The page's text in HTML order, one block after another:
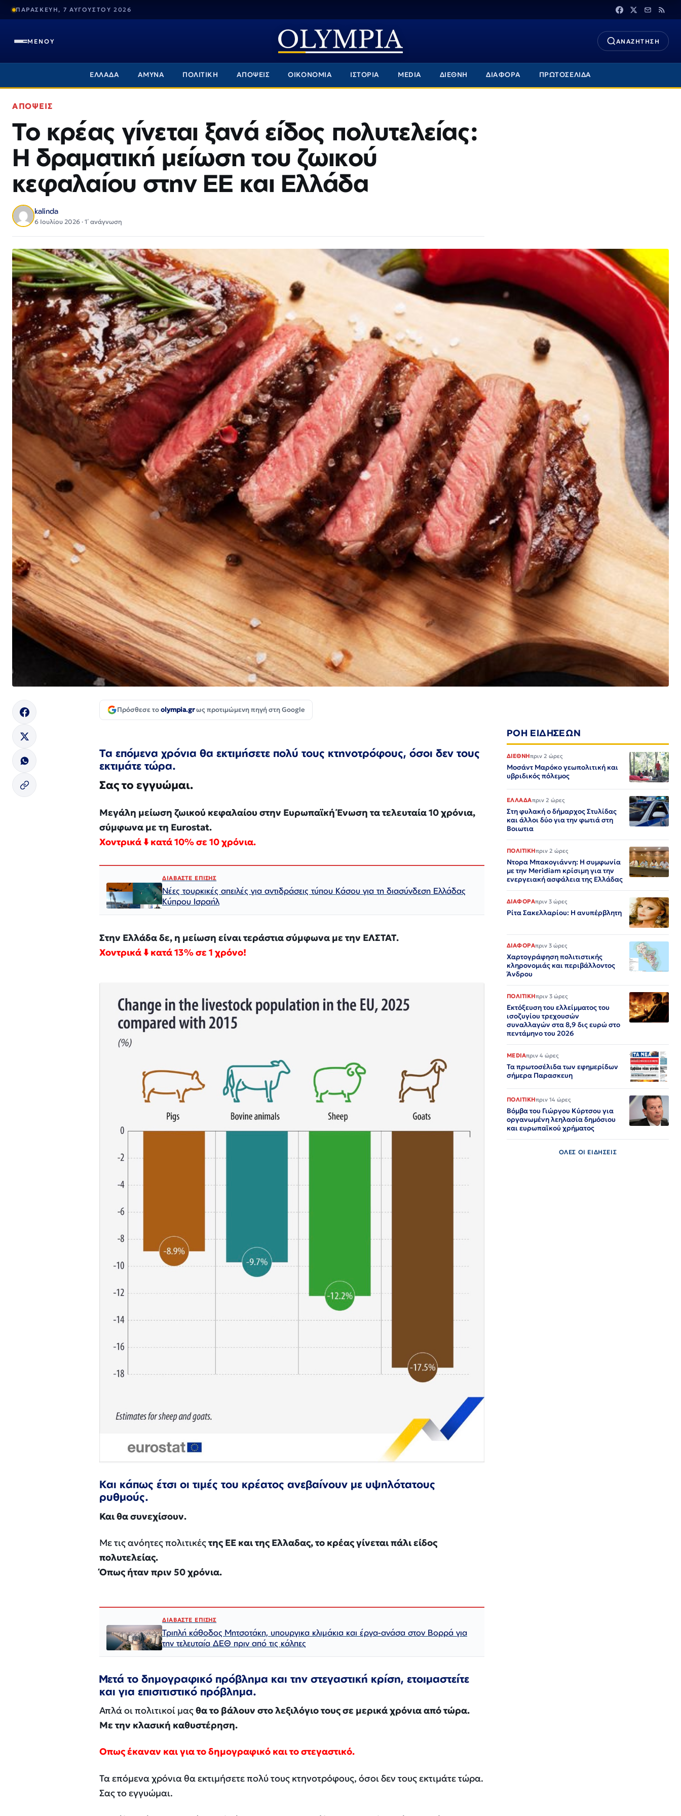
ΠΑΡΑΣΚΕΥΗ, 7 ΑΥΓΟΥΣΤΟΥ 2026
ΜΕΝΟΥ ΑΝΑΖΗΤΗΣΗ
ΕΛΛΑΔΑ ΑΜΥΝΑ ΠΟΛΙΤΙΚΗ ΑΠΟΨΕΙΣ ΟΙΚΟΝΟΜΙΑ ΙΣΤΟΡΙΑ MEDIA ΔΙΕΘΝΗ ΔΙΑΦΟΡΑ ΠΡΩΤΟΣΕΛΙΔΑ
ΑΠΟΨΕΙΣ
Το κρέας γίνεται ξανά είδος πολυτελείας:
Η δραματική μείωση του ζωικού
κεφαλαίου στην ΕΕ και Ελλάδα
kalinda
6 Ιουλίου 2026 · 1΄ ανάγνωση
Πρόσθεσε τοolympia.grως προτιμώμενη πηγή στη Google
Τα επόμενα χρόνια θα εκτιμήσετε πολύ τους κτηνοτρόφους, όσοι δεν τους
εκτιμάτε τώρα.
Σας το εγγυώμαι.
Μεγάλη μείωση ζωικού κεφαλαίου στην Ευρωπαϊκή Ένωση τα τελευταία 10 χρόνια,
σύμφωνα με τη Eurostat.
Χοντρικά ⬇️ κατά 10% σε 10 χρόνια.
ΔΙΑΒΑΣΤΕ ΕΠΙΣΗΣ
Νέες τουρκικές απειλές για αντιδράσεις τύπου Κάσου για τη διασύνδεση Ελλάδας
Κύπρου Ισραήλ
Στην Ελλάδα δε, η μείωση είναι τεράστια σύμφωνα με την ΕΛΣΤΑΤ.
Χοντρικά ⬇️ κατά 13% σε 1 χρόνο!
Και κάπως έτσι οι τιμές του κρέατος ανεβαίνουν με υψηλότατους
ρυθμούς.
Και θα συνεχίσουν.
Με τις ανόητες πολιτικέςτης ΕΕ και της Ελλαδας, το κρέας γίνεται πάλι είδος
πολυτελείας.
Όπως ήταν πριν 50 χρόνια.
ΔΙΑΒΑΣΤΕ ΕΠΙΣΗΣ
Τριπλή κάθοδος Μητσοτάκη, υπουργικα κλιμάκια και έργα-ανάσα στον Βορρά για
την τελευταία ΔΕΘ πριν από τις κάλπες
Μετά το δημογραφικό πρόβλημα και την στεγαστική κρίση, ετοιμαστείτε
και για επισιτιστικό πρόβλημα.
Απλά οι πολιτικοί μαςθα το βάλουν στο λεξιλόγιο τους σε μερικά χρόνια από τώρα.
Με την κλασική καθυστέρηση.
Οπως έκαναν και για το δημογραφικό και το στεγαστικό.
Τα επόμενα χρόνια θα εκτιμήσετε πολύ τους κτηνοτρόφους, όσοι δεν τους εκτιμάτε τώρα.
Σας το εγγυώμαι.
ΡΟΗ ΕΙΔΗΣΕΩΝ
ΔΙΕΘΝΗπριν 2 ώρες
Μοσάντ Μαρόκο γεωπολιτική και
υβριδικός πόλεμος
ΕΛΛΑΔΑπριν 2 ώρες
Στη φυλακή ο δήμαρχος Στυλίδας
και άλλοι δύο για την φωτιά στη
Βοιωτια
ΠΟΛΙΤΙΚΗπριν 2 ώρες
Ντορα Μπακογιάννη: Η συμφωνία
με την Meridiam κρίσιμη για την
ενεργειακή ασφάλεια της Ελλάδας
ΔΙΑΦΟΡΑπριν 3 ώρες
Ρίτα Σακελλαρίου: Η ανυπέρβλητη
ΔΙΑΦΟΡΑπριν 3 ώρες
Χαρτογράφηση πολιτιστικής
κληρονομιάς και περιβάλλοντος
Άνδρου
ΠΟΛΙΤΙΚΗπριν 3 ώρες
Εκτόξευση του ελλείμματος του
ισοζυγίου τρεχουσών
συναλλαγών στα 8,9 δις ευρώ στο
πεντάμηνο του 2026
MEDIAπριν 4 ώρες
Τα πρωτοσέλιδα των εφημερίδων
σήμερα Παρασκευη
ΠΟΛΙΤΙΚΗπριν 14 ώρες
Βόμβα του Γιώργου Κύρτσου για
οργανωμένη λεηλασία δημόσιου
και ευρωπαϊκού χρήματος
ΟΛΕΣ ΟΙ ΕΙΔΗΣΕΙΣ